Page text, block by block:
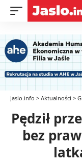
Jaslo.info > Aktualności >
Pędził
bez